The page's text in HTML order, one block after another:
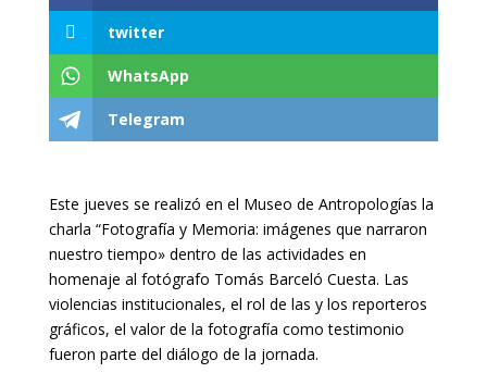
twitter
WhatsApp
Telegram
Este jueves se realizó en el Museo de Antropologías la
charla “Fotografía y Memoria: imágenes que narraron
nuestro tiempo» dentro de las actividades en
homenaje al fotógrafo Tomás Barceló Cuesta. Las
violencias institucionales, el rol de las y los reporteros
gráficos, el valor de la fotografía como testimonio
fueron parte del diálogo de la jornada.